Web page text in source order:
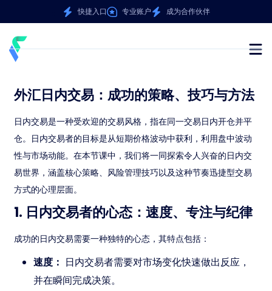
快捷入口 专业账户 成为合作伙伴
外汇日内交易：成功的策略、技巧与方法
日内交易是一种受欢迎的交易风格，指在同一交易日内开仓并平
仓。日内交易者的目标是从短期价格波动中获利，利用盘中波动
性与市场动能。在本节课中，我们将一同探索令人兴奋的日内交
易世界，涵盖核心策略、风险管理技巧以及这种节奏迅捷型交易
方式的心理层面。
1. 日内交易者的心态：速度、专注与纪律
成功的日内交易需要一种独特的心态，其特点包括：
速度： 日内交易者需要对市场变化快速做出反应，
并在瞬间完成决策。